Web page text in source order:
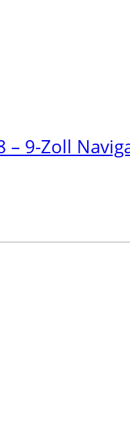
– 9-Zoll